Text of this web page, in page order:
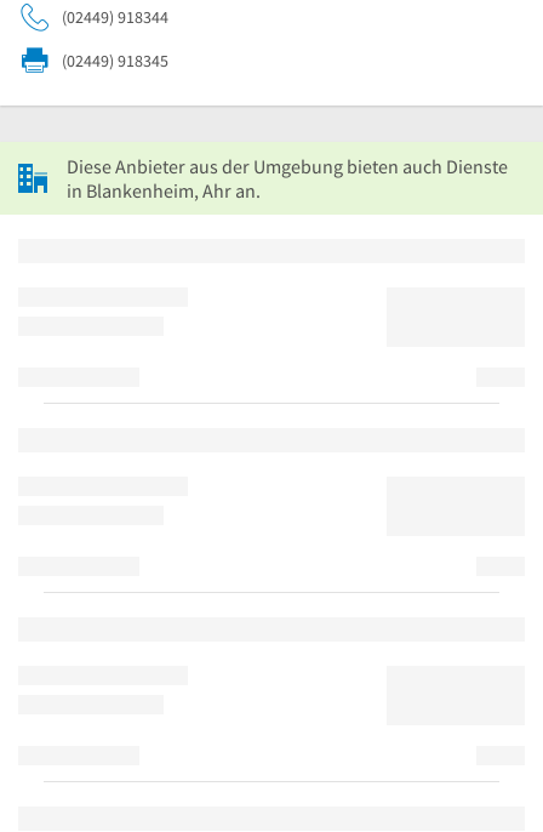
(02449) 918344
(02449) 918345
Diese Anbieter aus der Umgebung bieten auch Dienste
in Blankenheim, Ahr an.